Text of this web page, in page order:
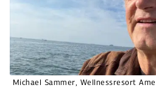
Michael Sammer, Wellness­resort